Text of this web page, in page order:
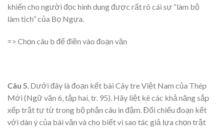
khiến cho người đọc hình dung được rất rõ cái sự “làm bộ
làm tịch” của Bọ Ngựa.
=> Chọn câu b để điền vào đoạn văn
Câu 5. Dưới đây là đoạn kết bài Cây tre Việt Nam của Thép
Mới (Ngữ văn 6, tập hai, tr. 95). Hãy liệt kê các khả năng sắp
xếp trật tự từ trong bộ phận câu in đậm. Đối chiếu đoạn kết
với dàn ý của bài văn và cho biết vì sao tác giả lựa chọn trật